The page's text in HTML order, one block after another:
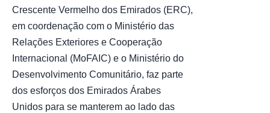
Crescente Vermelho dos Emirados (ERC),
em coordenação com o Ministério das
Relações Exteriores e Cooperação
Internacional (MoFAIC) e o Ministério do
Desenvolvimento Comunitário, faz parte
dos esforços dos Emirados Árabes
Unidos para se manterem ao lado das